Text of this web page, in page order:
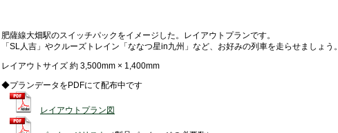
肥薩線大畑駅のスイッチパックをイメージした。レイアウトプランです。
「SL人吉」やクルーズトレイン「ななつ星in九州」など、お好みの列車を走らせましょう。
レイアウトサイズ 約 3,500mm × 1,400mm
◆プランデータをPDFにて配布中です
レイアウトプラン図